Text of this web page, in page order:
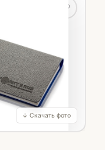
♡
↓ Скачать фото